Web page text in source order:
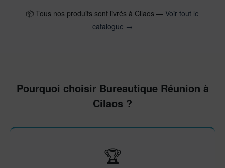
📦 Tous nos produits sont livrés à Cilaos — Voir tout le
catalogue →
Pourquoi choisir Bureautique Réunion à
Cilaos ?
🏆